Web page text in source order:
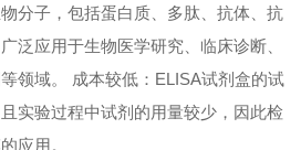
分子，包括蛋白质、多肽、抗体、抗
泛应用于生物医学研究、临床诊断、
领域。 成本较低：ELISA试剂盒的试
实验过程中试剂的用量较少，因此检
应用。